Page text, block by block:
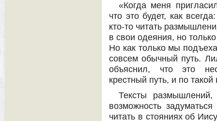
«Когда меня
что это будет, как
кто-то читать
в свои одеяния, но
Но как только мы
совсем обычный путь.
объяснил, что это
крестный путь, и по
Тексты
возможность
читать в стояниях об